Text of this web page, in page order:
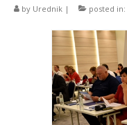
by Urednik | posted in: